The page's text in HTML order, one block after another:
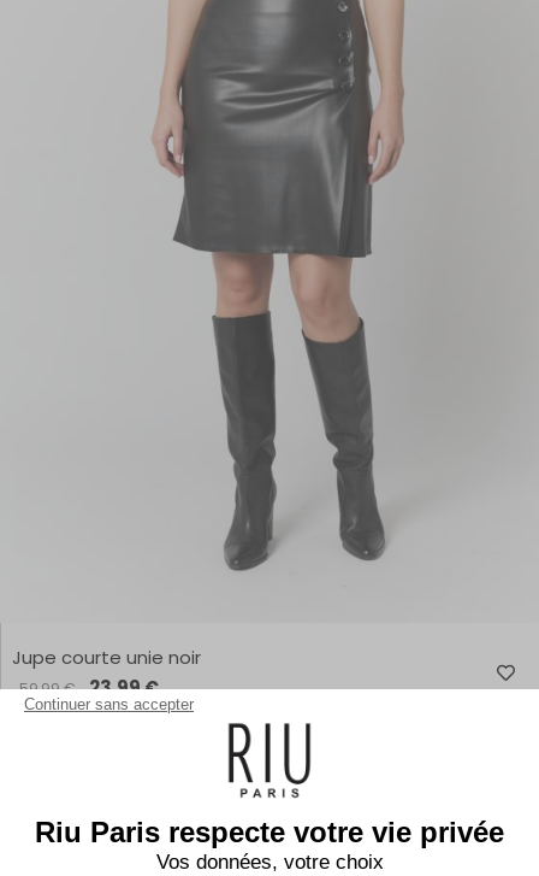
Jupe courte unie noir
59,99 € 23,99 €
Continuer sans accepter
Riu Paris respecte votre vie privée
Vos données, votre choix